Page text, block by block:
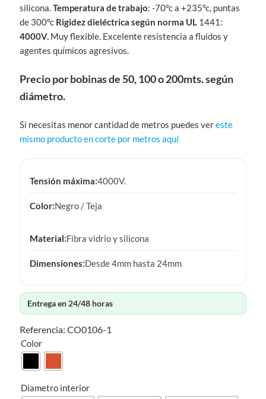
silicona.Temperatura de trabajo: -70ºc a +235ºc, puntas
de 300ºc Rigidez dieléctrica según norma UL1441:
4000V.Muy flexible. Excelente resistencia a fluidos y
agentes químicos agresivos.
Precio por bobinas de 50, 100 o 200mts. según
diámetro.
Si necesitas menor cantidad de metros puedes vereste
mismo producto en corte por metros aquí
Tensión máxima:4000V.
Color:Negro / Teja
Material:Fibra vidrio y silicona
Dimensiones:Desde 4mm hasta 24mm
Entrega en 24/48 horas
Referencia: CO0106-1
Color
Diametro interior